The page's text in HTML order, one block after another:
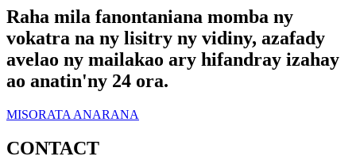
Raha mila fanontaniana momba ny
vokatra na ny lisitry ny vidiny, azafady
avelao ny mailakao ary hifandray izahay
ao anatin'ny 24 ora.
MISORATA ANARANA
CONTACT